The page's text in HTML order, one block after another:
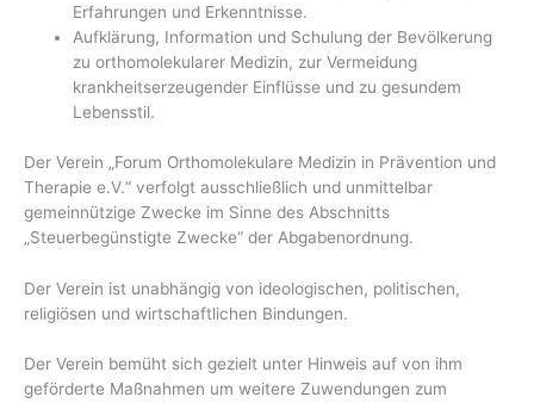
Erfahrungen und Erkenntnisse.
Aufklärung, Information und Schulung der Bevölkerung
zu orthomolekularer Medizin, zur Vermeidung
krankheitserzeugender Einflüsse und zu gesundem
Lebensstil.
Der Verein „Forum Orthomolekulare Medizin in Prävention und
Therapie e.V.“ verfolgt ausschließlich und unmittelbar
gemeinnützige Zwecke im Sinne des Abschnitts
„Steuerbegünstigte Zwecke“ der Abgabenordnung.
Der Verein ist unabhängig von ideologischen, politischen,
religiösen und wirtschaftlichen Bindungen.
Der Verein bemüht sich gezielt unter Hinweis auf von ihm
geförderte Maßnahmen um weitere Zuwendungen zum